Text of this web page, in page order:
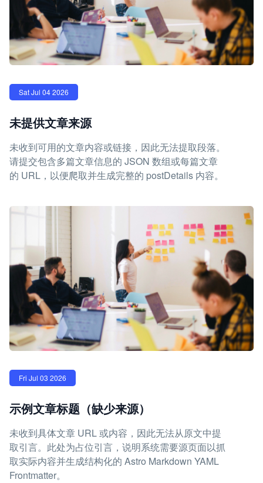
Sat Jul 04 2026
未提供文章来源
未收到可用的文章内容或链接，因此无法提取段落。
请提交包含多篇文章信息的 JSON 数组或每篇文章
的 URL，以便爬取并生成完整的 postDetails 内容。
Fri Jul 03 2026
示例文章标题（缺少来源）
未收到具体文章 URL 或内容，因此无法从原文中提
取引言。此处为占位引言，说明系统需要源页面以抓
取实际内容并生成结构化的 Astro Markdown YAML
Frontmatter。